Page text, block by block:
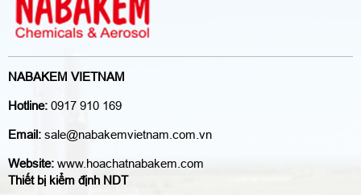
NABAKEM VIETNAM
Hotline: 0917 910 169
Email: sale@nabakemvietnam.com.vn
Website: www.hoachatnabakem.com
Thiết bị kiểm định NDT